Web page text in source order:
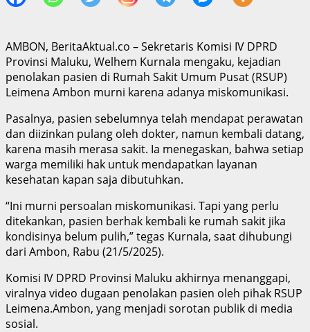
AMBON, BeritaAktual.co – Sekretaris Komisi IV DPRD
Provinsi Maluku, Welhem Kurnala mengaku, kejadian
penolakan pasien di Rumah Sakit Umum Pusat (RSUP)
Leimena Ambon murni karena adanya miskomunikasi.
Pasalnya, pasien sebelumnya telah mendapat perawatan
dan diizinkan pulang oleh dokter, namun kembali datang,
karena masih merasa sakit. Ia menegaskan, bahwa setiap
warga memiliki hak untuk mendapatkan layanan
kesehatan kapan saja dibutuhkan.
“Ini murni persoalan miskomunikasi. Tapi yang perlu
ditekankan, pasien berhak kembali ke rumah sakit jika
kondisinya belum pulih,” tegas Kurnala, saat dihubungi
dari Ambon, Rabu (21/5/2025).
Komisi IV DPRD Provinsi Maluku akhirnya menanggapi,
viralnya video dugaan penolakan pasien oleh pihak RSUP
Leimena.Ambon, yang menjadi sorotan publik di media
sosial.